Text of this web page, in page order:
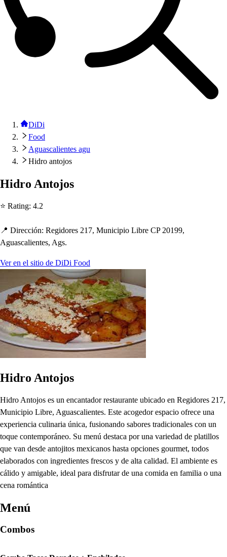
DiDi
Food
Aguascalientes agu
Hidro antojos
Hidro Antojos
⭐ Rating: 4.2
📍 Dirección: Regidores 217, Municipio Libre CP 20199,
Aguascalientes, Ags.
Ver en el sitio de DiDi Food
Hidro Antojos
Hidro Antojos es un encantador restaurante ubicado en Regidores 217,
Municipio Libre, Aguascalientes. Este acogedor espacio ofrece una
experiencia culinaria única, fusionando sabores tradicionales con un
toque contemporáneo. Su menú destaca por una variedad de platillos
que van desde antojitos mexicanos hasta opciones gourmet, todos
elaborados con ingredientes frescos y de alta calidad. El ambiente es
cálido y amigable, ideal para disfrutar de una comida en familia o una
cena romántica
Menú
Combos